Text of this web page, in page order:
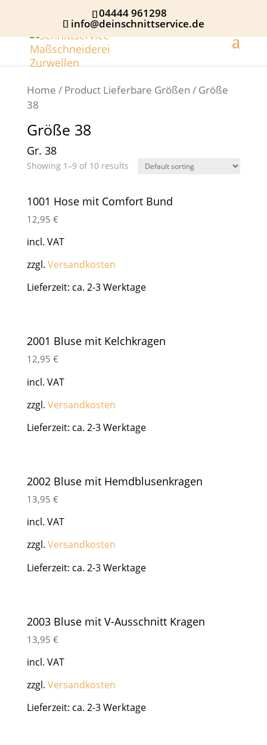
04444 961298
info@deinschnittservice.de
Home / Product Lieferbare Größen / Größe
38
Größe 38
Gr. 38
Showing 1–9 of 10 results
1001 Hose mit Comfort Bund
12,95 €
incl. VAT
zzgl. Versandkosten
Lieferzeit: ca. 2-3 Werktage
2001 Bluse mit Kelchkragen
12,95 €
incl. VAT
zzgl. Versandkosten
Lieferzeit: ca. 2-3 Werktage
2002 Bluse mit Hemdblusenkragen
13,95 €
incl. VAT
zzgl. Versandkosten
Lieferzeit: ca. 2-3 Werktage
2003 Bluse mit V-Ausschnitt Kragen
13,95 €
incl. VAT
zzgl. Versandkosten
Lieferzeit: ca. 2-3 Werktage